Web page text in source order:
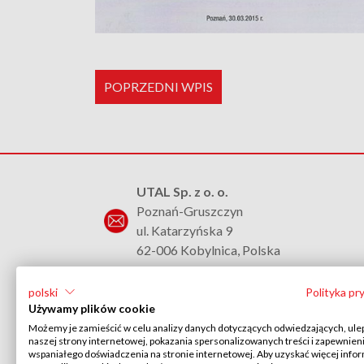
POPRZEDNI WPIS
UTAL Sp. z o. o.
Poznań-Gruszczyn
ul. Katarzyńska 9
62-006 Kobylnica, Polska
pokaż adres email
KRS: 0000110005
polski
Polityka
Używamy plików cookie
Możemy je zamieścić w celu analizy danych dotyczących odwiedzających,
naszej strony internetowej, pokazania spersonalizowanych treści i
wspaniałego doświadczenia na stronie internetowej. Aby uzyskać więcej